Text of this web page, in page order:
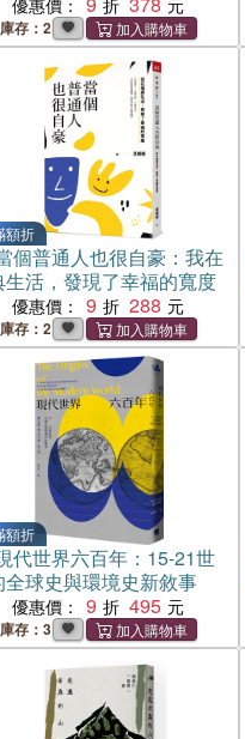
優惠價：
庫存：2
額折
個普通人也很自豪：我在
生活，發現了幸福的寬度
優惠價： 9 288
庫存：2
額折
代世界六百年：15-21世
全球史與環境史新敘事
優惠價： 9 495
庫存：3